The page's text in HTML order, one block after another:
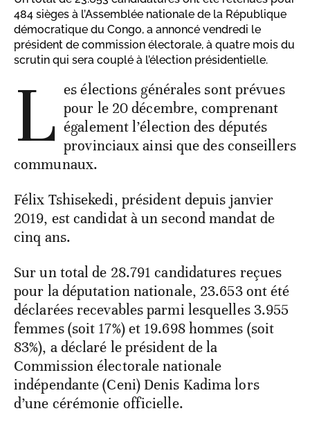
484 sièges à l’Assemblée nationale de la République
démocratique du Congo, a annoncé vendredi le
président de commission électorale, à quatre mois du
scrutin qui sera couplé à l’élection présidentielle.
L es élections générales sont prévues
pour le 20 décembre, comprenant
également l’élection des députés
provinciaux ainsi que des conseillers
communaux.
Félix Tshisekedi, président depuis janvier
2019, est candidat à un second mandat de
cinq ans.
Sur un total de 28.791 candidatures reçues
pour la députation nationale, 23.653 ont été
déclarées recevables parmi lesquelles 3.955
femmes (soit 17%) et 19.698 hommes (soit
83%), a déclaré le président de la
Commission électorale nationale
indépendante (Ceni) Denis Kadima lors
d’une cérémonie officielle.